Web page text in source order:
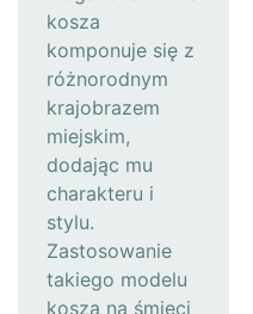
kosza
komponuje się z
różnorodnym
krajobrazem
miejskim,
dodając mu
charakteru i
stylu.
Zastosowanie
takiego modelu
kosza na śmieci